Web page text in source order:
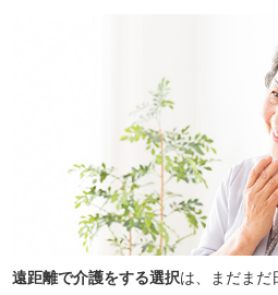
遠距離で介護をする選択は、まだまだ